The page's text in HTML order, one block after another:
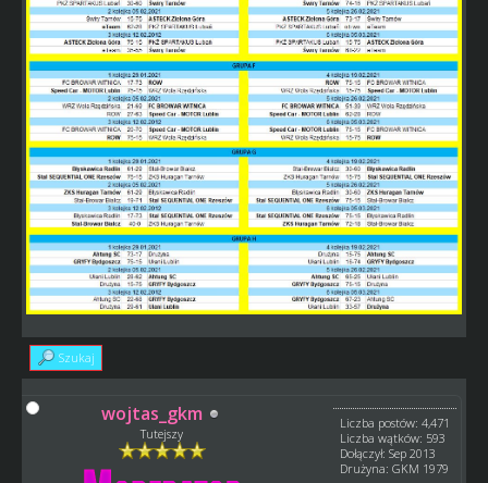
Szukaj
wojtas_gkm
Tutejszy
Liczba postów: 4,471
Liczba wątków: 593
Dołączył: Sep 2013
Drużyna: GKM 1979